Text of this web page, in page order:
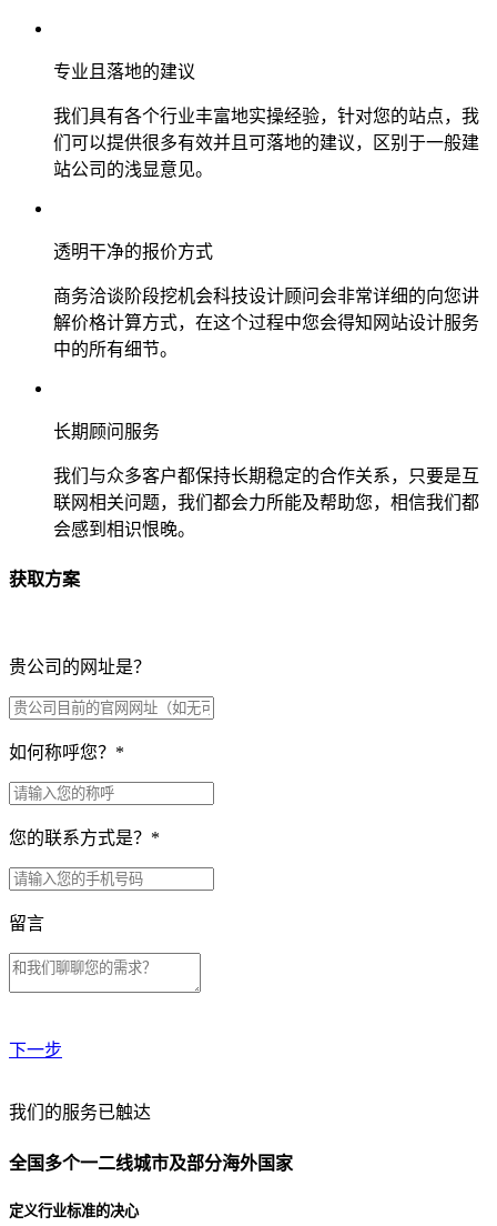
专业且落地的建议
我们具有各个行业丰富地实操经验，针对您的站点，我
们可以提供很多有效并且可落地的建议，区别于一般建
站公司的浅显意见。
透明干净的报价方式
商务洽谈阶段挖机会科技设计顾问会非常详细的向您讲
解价格计算方式，在这个过程中您会得知网站设计服务
中的所有细节。
长期顾问服务
我们与众多客户都保持长期稳定的合作关系，只要是互
联网相关问题，我们都会力所能及帮助您，相信我们都
会感到相识恨晚。
获取方案
贵公司的网址是？
如何称呼您？ *
您的联系方式是？ *
留言
下一步
贵公司预算范围是？
贵公司的团队规模是？
我们的服务已触达
全国多个一二线城市及部分海外国家
定义行业标准的决心